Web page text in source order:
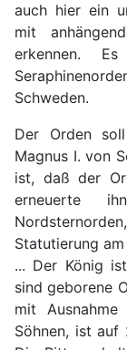
auch hier ein
mit
erkennen.
Schweden.
Der Orden
Magnus I. von
ist, daß der
erneuerte
Statutierung
... Der König
sind geborene
mit
Söhnen, ist